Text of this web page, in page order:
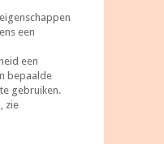
een
een
bepaalde
gebruiken.
zie